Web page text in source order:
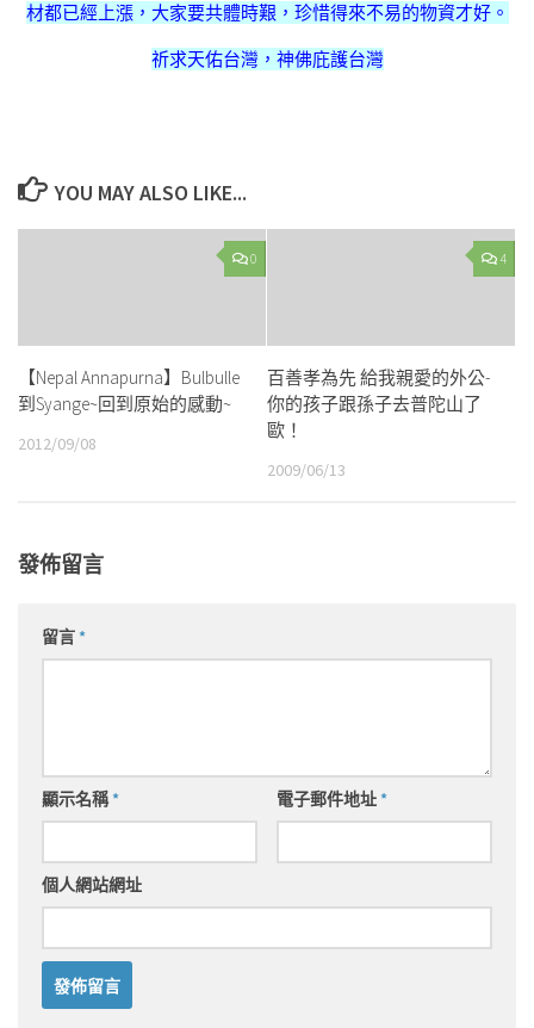
材都已經上漲，大家要共體時艱，珍惜得來不易的物資才好。
祈求天佑台灣，神佛庇護台灣
YOU MAY ALSO LIKE...
0
【Nepal Annapurna】Bulbulle
到Syange~回到原始的感動~
2012/09/08
4
百善孝為先 給我親愛的外公-
你的孩子跟孫子去普陀山了
歐！
2009/06/13
發佈留言
留言*
顯示名稱* 電子郵件地址*
個人網站網址